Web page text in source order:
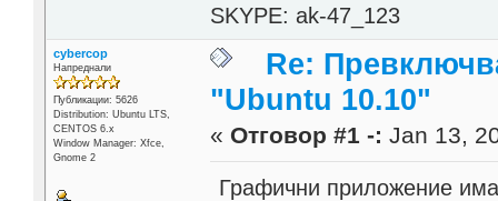
SKYPE: ak-47_123
cybercop
Напреднали
Публикации: 5626
Distribution: Ubuntu LTS,
CENTOS 6.x
Window Manager: Xfce,
Gnome 2
Re:
"Ubuntu 10.10"
« Отговор #1 -: Jan 13,
Графични приложение